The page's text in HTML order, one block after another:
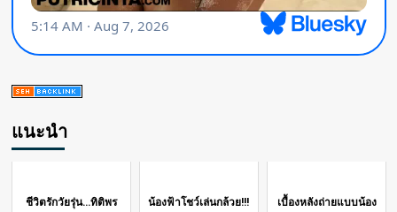
แนะนำ
ชีวิตรักวัยรุ่น...ทิติพร
น้องฟ้าโชว์เล่นกล้วย!!!
เบื้องหลังถ่ายแบบน้อง